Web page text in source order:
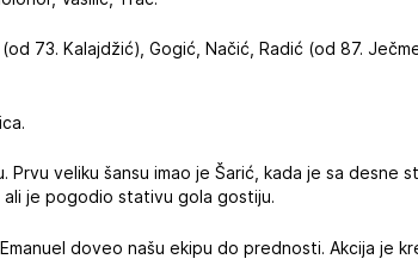
73. Kalajdžić), Gogić, Načić, Radić (od 87.
veliku šansu imao je Šarić, kada je sa desne
je pogodio stativu gola gostiju.
doveo našu ekipu do prednosti. Akcija je